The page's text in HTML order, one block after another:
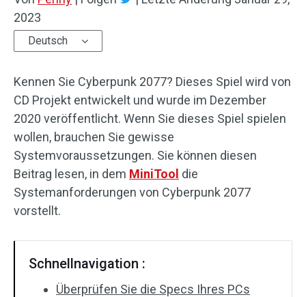
2023
Deutsch
Kennen Sie Cyberpunk 2077? Dieses Spiel wird von
CD Projekt entwickelt und wurde im Dezember
2020 veröffentlicht. Wenn Sie dieses Spiel spielen
wollen, brauchen Sie gewisse
Systemvoraussetzungen. Sie können diesen
Beitrag lesen, in dem MiniTool die
Systemanforderungen von Cyberpunk 2077
vorstellt.
Schnellnavigation :
Überprüfen Sie die Specs Ihres PCs